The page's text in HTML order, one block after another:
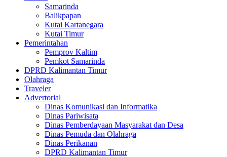
Samarinda
Balikpapan
Kutai Kartanegara
Kutai Timur
Pemerintahan
Pemprov Kaltim
Pemkot Samarinda
DPRD Kalimantan Timur
Olahraga
Traveler
Advertorial
Dinas Komunikasi dan Informatika
Dinas Pariwisata
Dinas Pemberdayaan Masyarakat dan Desa
Dinas Pemuda dan Olahraga
Dinas Perikanan
DPRD Kalimantan Timur